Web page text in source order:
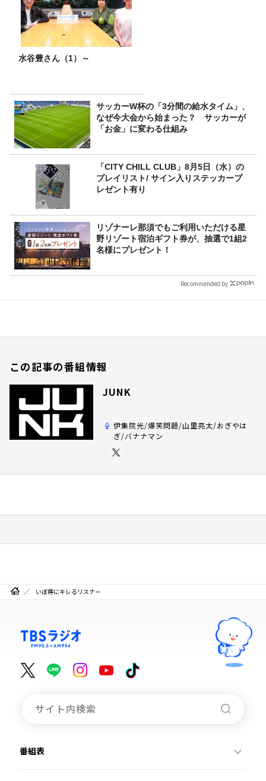
水谷豊さん（1）～
サッカーW杯の「3分間の給水タイム」、
なぜ今大会から始まった？ サッカーが
「お金」に変わる仕組み
「CITY CHILL CLUB」8月5日（水）の
プレイリスト/ サイン入りステッカープ
レゼント有り
リゾナーレ那須でもご利用いただける星
野リゾート宿泊ギフト券が、抽選で1組2
名様にプレゼント！
Recommended by
この記事の番組情報
JUNK
伊集院光/爆笑問題/山里亮太/おぎやは
ぎ/バナナマン
いぼ痔にキレるリスナー
番組表